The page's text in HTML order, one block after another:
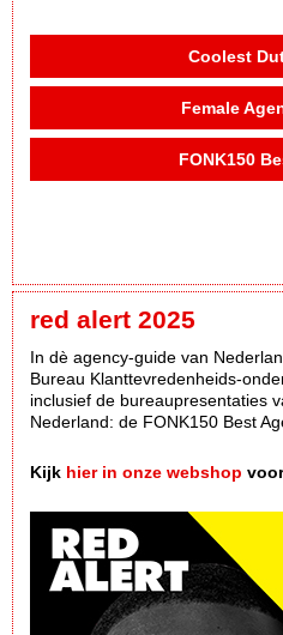
Coolest
Female
FONK150
red alert 2025
In dè agency-guide van
Bureau Klanttevredenheids-
inclusief de bureaupresentaties
Nederland: de FONK150 Best
Kijk hier in onze webshop